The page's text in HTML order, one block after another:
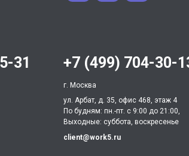
31 +7 (499) 704-30-
г. Москва
ул. Арбат, д. 35, офис 468, этаж 4
По будням: пн.-пт. c 9:00 до 21:00,
Выходные: суббота, воскресенье
client@work5.ru